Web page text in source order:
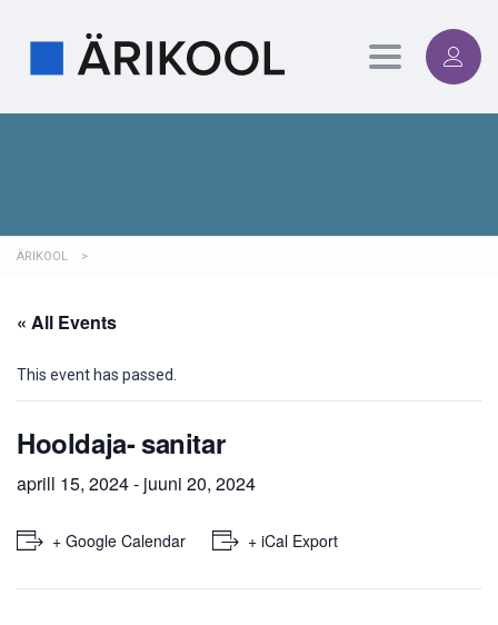
Toggle
ÄRIKOOL >
« All Events
This event has passed.
Hooldaja- sanitar
aprill 15, 2024- juuni 20, 2024
+ Google Calendar + iCal Export